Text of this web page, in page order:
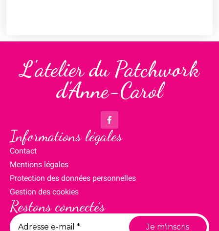
L'atelier du Patchwork
d'Anne-Carol
Informations légales
Contact
Mentions légales
Protection des données personnelles
Gestion des cookies
Restons connectés